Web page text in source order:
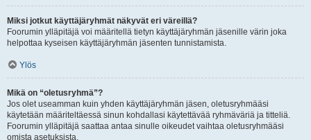
Miksi jotkut käyttäjäryhmät näkyvät eri väreillä?
Foorumin ylläpitäjä voi määritellä tietyn käyttäjäryhmän jäsenille värin joka
helpottaa kyseisen käyttäjäryhmän jäsenten tunnistamista.
Ylös
Mikä on “oletusryhmä”?
Jos olet useamman kuin yhden käyttäjäryhmän jäsen, oletusryhmääsi
käytetään määriteltäessä sinun kohdallasi käytettävää ryhmäväriä ja titteliä.
Foorumin ylläpitäjä saattaa antaa sinulle oikeudet vaihtaa oletusryhmääsi
omista asetuksista.